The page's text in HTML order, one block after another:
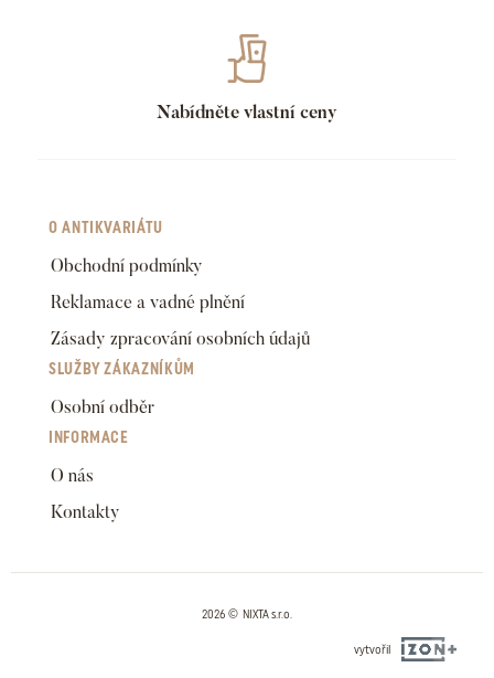
Nabídněte vlastní ceny
O ANTIKVARIÁTU
Obchodní podmínky
Reklamace a vadné plnění
Zásady zpracování osobních údajů
SLUŽBY ZÁKAZNÍKŮM
Osobní odběr
INFORMACE
O nás
Kontakty
2026 © NIXTA s.r.o.
vytvořil